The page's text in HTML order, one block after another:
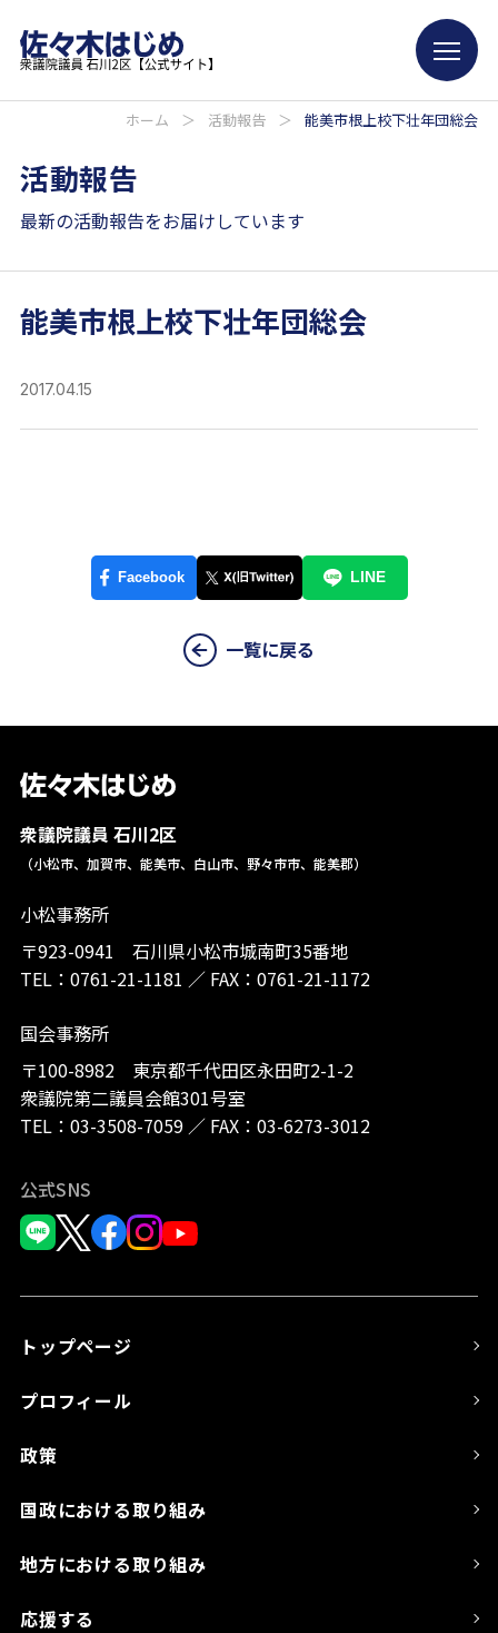
ホーム ＞ 活動報告 ＞ 能美市根上校下壮年団総会
活動報告
最新の活動報告をお届けしています
能美市根上校下壮年団総会
2017.04.15
一覧に戻る
衆議院議員 石川2区
（小松市、加賀市、能美市、白山市、野々市市、能美郡）
小松事務所
〒923-0941 石川県小松市城南町35番地
TEL： 0761-21-1181 ／ FAX：0761-21-1172
国会事務所
〒100-8982 東京都千代田区永田町2-1-2
衆議院第二議員会館301号室
TEL： 03-3508-7059／ FAX：03-6273-3012
公式SNS
トップページ
プロフィール
政策
国政における取り組み
地方における取り組み
応援する